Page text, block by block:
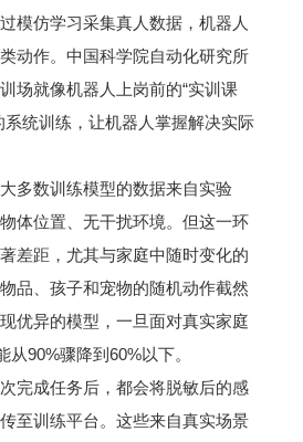
模仿学习采集真人数据，机器人
动作。中国科学院自动化研究所
场就像机器人上岗前的“实训课
系统训练，让机器人掌握解决实际
数训练模型的数据来自实验
体位置、无干扰环境。但这一环
差距，尤其与家庭中随时变化的
品、孩子和宠物的随机动作截然
优异的模型，一旦面对真实家庭
从90%骤降到60%以下。
成任务后，都会将脱敏后的感
至训练平台。这些来自真实场景